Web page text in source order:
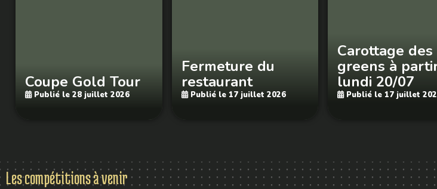
Coupe Gold Tour
Publié le 28 juillet 2026
Fermeture du
restaurant
Publié le 17 juillet 2026
Carottage des
greens à
lundi 20/07
Publié le 17 juillet
Les compétitions à venir